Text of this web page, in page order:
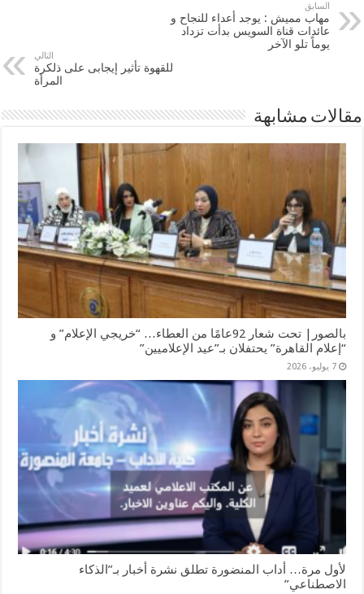
السابق
مهاب مميش : يوجد أعداء للنجاح و
عائدات قناة السويس بدأت تزداد
يوماً تلو الآخر
التالي
للقهوة تأثير إيجابى على ذلكرة
المرأة
مقالات مشابهة
بالصور| تحت شعار 92عامًا من العطاء… “خريجي الإعلام” و
“إعلام القاهرة” يحتفلان بـ”عيد الإعلاميين”
7 يوليو، 2026
لأول مرة… أداب المنضورة تطلق نشرة أخبار بـ”الذكاء
الاصطناعي”